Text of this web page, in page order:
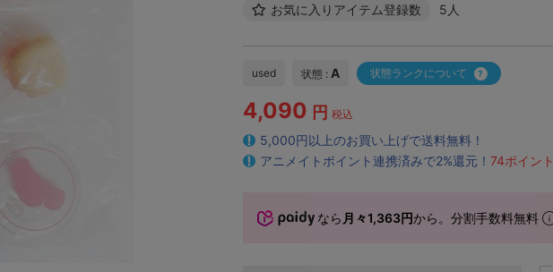
お気に入りアイテム登録数 5人
used 状態 : A 状態ランクについて
4,090 円 税込
5,000円以上のお買い上げで送料無料！
アニメイトポイント連携済みで2%還元！ 74ポイント
なら 月々1,363円から。分割手数料無料